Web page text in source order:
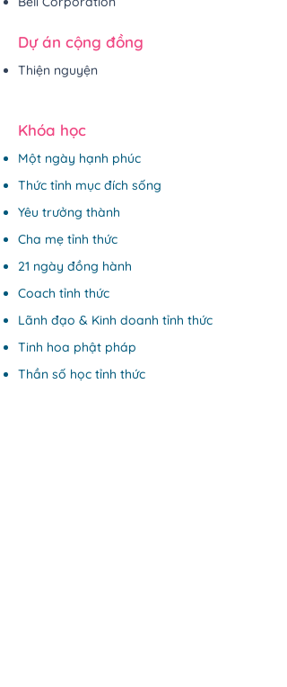
Dự án cộng đồng
Thiện nguyện
Khóa học
Một ngày hạnh phúc
Thức tỉnh mục đích sống
Yêu trưởng thành
Cha mẹ tỉnh thức
21 ngày đồng hành
Coach tỉnh thức
Lãnh đạo & Kinh doanh tỉnh thức
Tinh hoa phật pháp
Thần số học tỉnh thức